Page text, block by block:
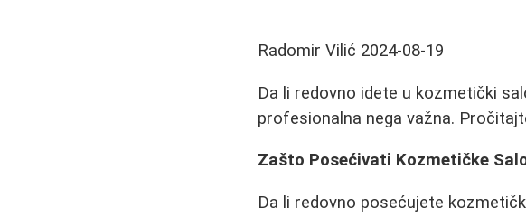
Radomir Vilić 2024-08-19
Da li redovno idete u kozmetički
profesionalna nega važna.
Zašto Posećivati Kozmetičke
Da li redovno posećujete